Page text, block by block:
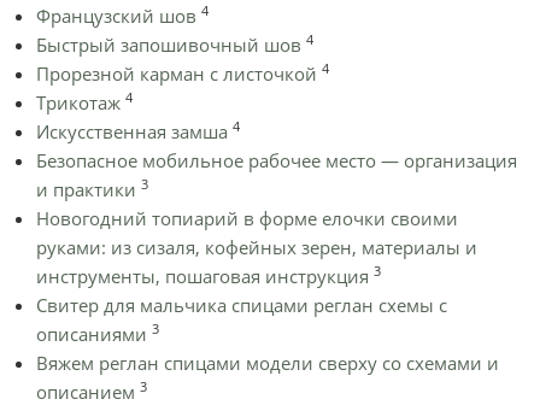
Французский шов 4
Быстрый запошивочный шов 4
Прорезной карман с листочкой 4
Трикотаж 4
Искусственная замша 4
Безопасное мобильное рабочее место — организация
и практики 3
Новогодний топиарий в форме елочки своими
руками: из сизаля, кофейных зерен, материалы и
инструменты, пошаговая инструкция 3
Cвитер для мальчика спицами реглан схемы с
описаниями 3
Вяжем реглан спицами модели сверху со схемами и
описанием 3